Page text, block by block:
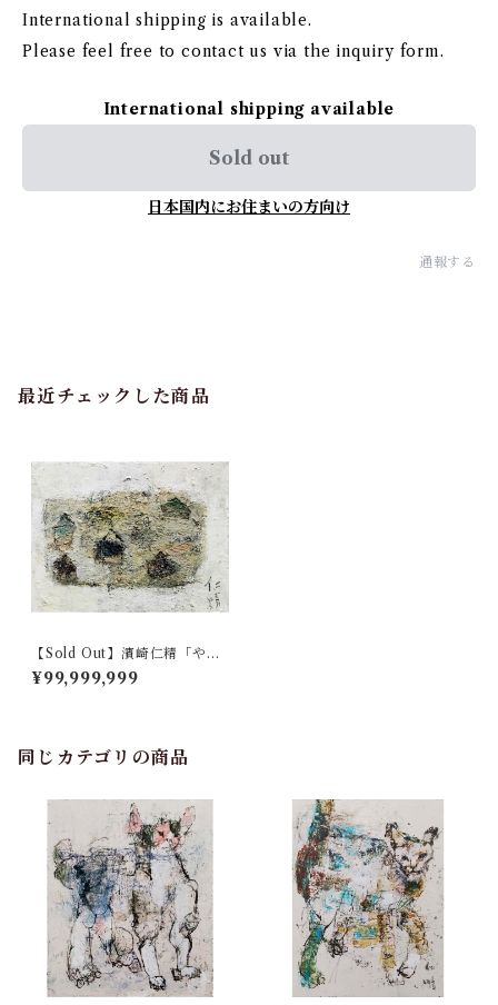
International shipping is available.
Please feel free to contact us via the inquiry form.
International shipping available
Sold out
日本国内にお住まいの方向け
通報する
最近チェックした商品
【Sold Out】濱崎仁精「やね
瓦」
¥99,999,999
同じカテゴリの商品